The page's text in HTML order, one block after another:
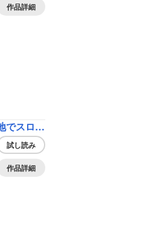
作品詳細
分冊版】
試し読み
作品詳細